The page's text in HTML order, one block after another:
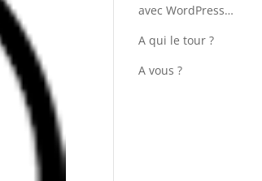
avec WordPress…
A qui le tour ?
A vous ?